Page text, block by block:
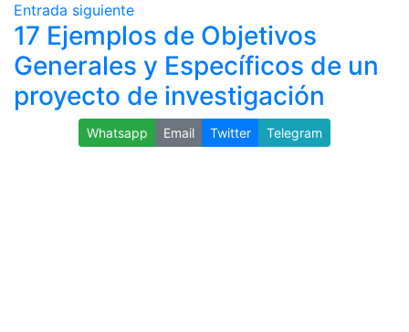
Entrada siguiente
17 Ejemplos de Objetivos
Generales y Específicos de un
proyecto de investigación
Whatsapp Email Twitter Telegram